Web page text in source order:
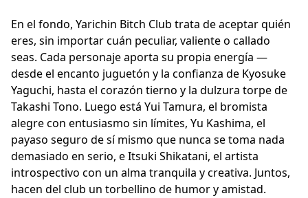
En el fondo, Yarichin Bitch Club trata de aceptar quién
eres, sin importar cuán peculiar, valiente o callado
seas. Cada personaje aporta su propia energía —
desde el encanto juguetón y la confianza de Kyosuke
Yaguchi, hasta el corazón tierno y la dulzura torpe de
Takashi Tono. Luego está Yui Tamura, el bromista
alegre con entusiasmo sin límites, Yu Kashima, el
payaso seguro de sí mismo que nunca se toma nada
demasiado en serio, e Itsuki Shikatani, el artista
introspectivo con un alma tranquila y creativa. Juntos,
hacen del club un torbellino de humor y amistad.